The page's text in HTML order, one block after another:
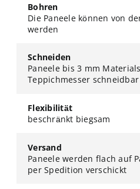
Bohren
Die Paneele können von
werden
Schneiden
Paneele bis 3 mm
Teppichmesser schneidbar
Flexibilität
beschränkt biegsam
Versand
Paneele werden flach auf
per Spedition verschickt